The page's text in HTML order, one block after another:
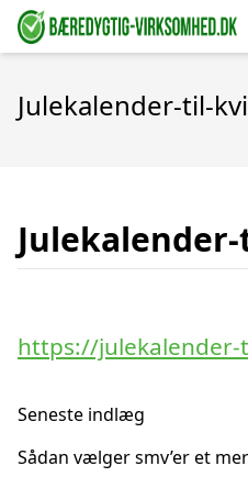
Julekalender-til-
https://julekalender-
Seneste indlæg
Sådan vælger smv’er et